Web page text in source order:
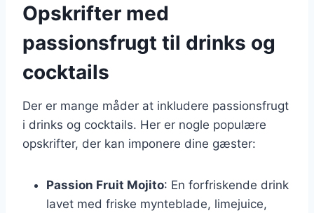
Opskrifter med
passionsfrugt til drinks og
cocktails
Der er mange måder at inkludere passionsfrugt
i drinks og cocktails. Her er nogle populære
opskrifter, der kan imponere dine gæster:
Passion Fruit Mojito: En forfriskende drink
lavet med friske mynteblade, limejuice,